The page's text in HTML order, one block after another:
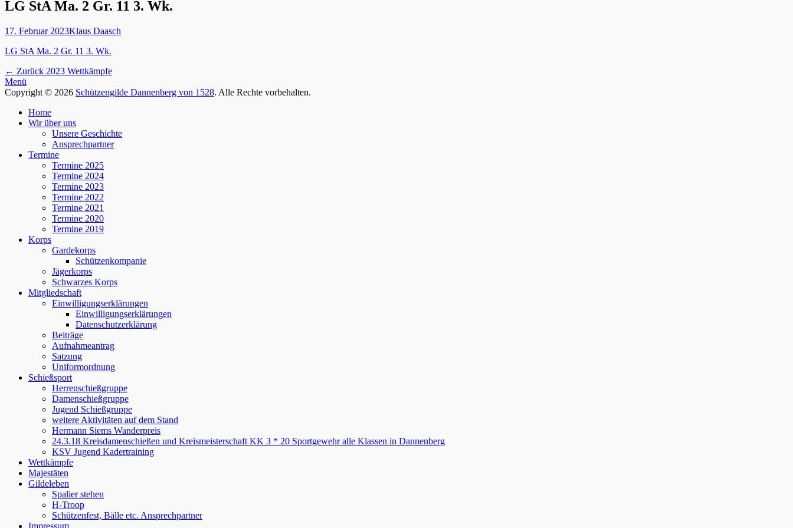
LG StA Ma. 2 Gr. 11 3. Wk.
Gepostet
17. Februar 2023Autor
Klaus Daasch
LG StA Ma. 2 Gr. 11 3. Wk.
Beitragsnavigation
← Zurück Vorhergehender
2023 Wettkämpfe
Menü
Copyright © 2026 Schützengilde Dannenberg von 1528. Alle Rechte vorbehalten.
oben
Home
Wir über uns
Unsere Geschichte
Ansprechpartner
Termine
Termine 2025
Termine 2024
Termine 2023
Termine 2022
Termine 2021
Termine 2020
Termine 2019
Korps
Gardekorps
Schützenkompanie
Jägerkorps
Schwarzes Korps
Mitgliedschaft
Einwilligungserklärungen
Einwilligungserklärungen
Datenschutzerklärung
Beiträge
Aufnahmeantrag
Satzung
Uniformordnung
Schießsport
Herrenschießgruppe
Damenschießgruppe
Jugend Schießgruppe
weitere Aktivitäten auf dem Stand
Hermann Siems Wanderpreis
24.3.18 Kreisdamenschießen und Kreismeisterschaft KK 3 * 20 Sportgewehr alle Klassen in Dannenberg
KSV Jugend Kadertraining
Wettkämpfe
Majestäten
Gildeleben
Spalier stehen
H-Troop
Schützenfest, Bälle etc. Ansprechpartner
Impressum